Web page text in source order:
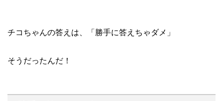
チコちゃんの答えは、「勝手に答えちゃダメ」
そうだったんだ！